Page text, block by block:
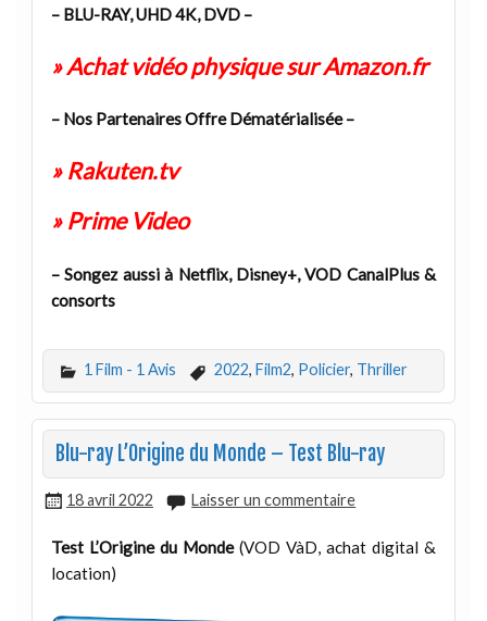
– BLU-RAY, UHD 4K, DVD –
» Achat vidéo physique sur Amazon.fr
– Nos Partenaires Offre Dématérialisée –
» Rakuten.tv
» Prime Video
– Songez aussi à Netflix, Disney+, VOD CanalPlus &
consorts
1 Film - 1 Avis 2022, Film2, Policier, Thriller
Blu-ray L’Origine du Monde – Test Blu-ray
18 avril 2022 Laisser un commentaire
Test L’Origine du Monde(VOD VàD, achat digital &
location)